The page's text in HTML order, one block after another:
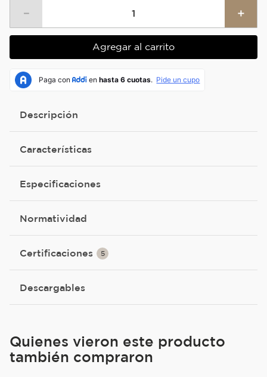
＋
－
Agregar al carrito
Descripción
Características
Especificaciones
Normatividad
Certificaciones 5
Descargables
Quienes vieron este producto
también compraron